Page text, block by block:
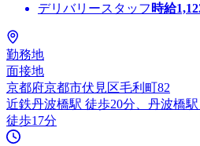
デリバリースタッフ 時給
勤務地
面接地
京都府京都市伏見区毛利町82
近鉄丹波橋駅 徒歩20分、丹波橋
徒歩17分